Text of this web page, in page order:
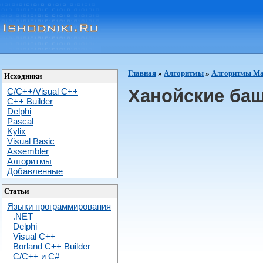
Исходники
C/C++/Visual C++
С++ Builder
Delphi
Pascal
Kylix
Visual Basic
Assembler
Алгоритмы
Добавленные
Статьи
Языки программирования
.NET
Delphi
Visual C++
Borland C++ Builder
C/С++ и C#
Главная » Алгоритмы » Алгоритмы
Ханойские